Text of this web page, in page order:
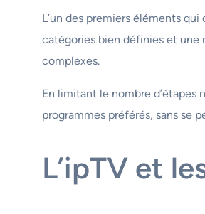
L’un des premiers éléments
catégories bien définies et une
complexes.
En limitant le nombre d’étapes
programmes préférés, sans se
L’ipTV et